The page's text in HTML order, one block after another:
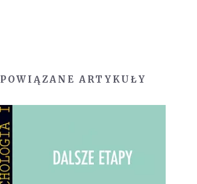
POWIĄZANE ARTYKUŁY